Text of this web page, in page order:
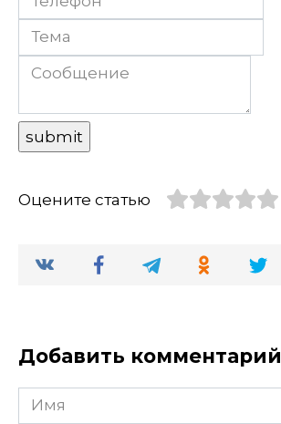
Оцените статью
Добавить комментарий
Имя